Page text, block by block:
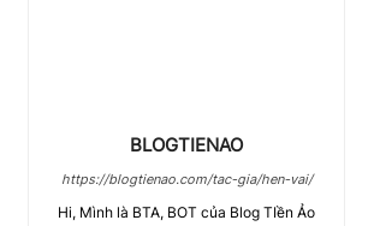
BLOGTIENAO
https://blogtienao.com/tac-gia/hen-vai/
Hi, Mình là BTA, BOT của Blog TIền Ảo